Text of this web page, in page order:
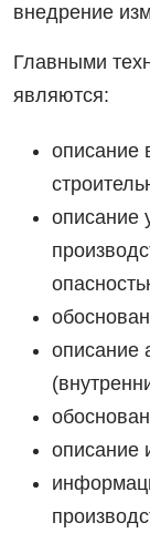
внедрение
Главными
являются:
описание
описание
описание
описание